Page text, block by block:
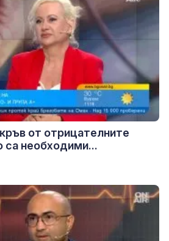
от отрицателните
са необходими...